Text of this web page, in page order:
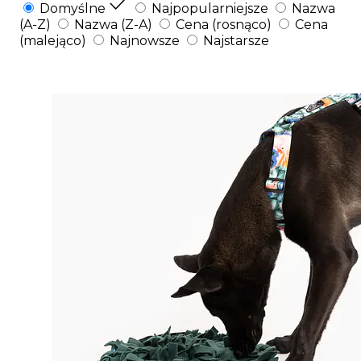
Domyślne Najpopularniejsze
Nazwa
(A-Z)
Nazwa (Z-A) Cena (rosnąco)
Cena
(malejąco)
Najnowsze Najstarsze